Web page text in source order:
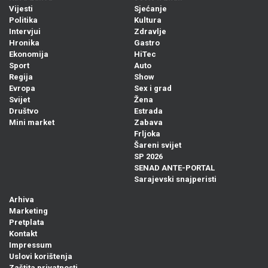
Vijesti
Politika
Intervjui
Hronika
Ekonomija
Sport
Regija
Evropa
Svijet
Društvo
Mini market
Sjećanje
Kultura
Zdravlje
Gastro
HiTec
Auto
Show
Sex i grad
Žena
Estrada
Zabava
Frljoka
Šareni svijet
SP 2026
SENAD ANTE-PORTAL
Sarajevski snajperisti
Arhiva
Marketing
Pretplata
Kontakt
Impressum
Uslovi korištenja